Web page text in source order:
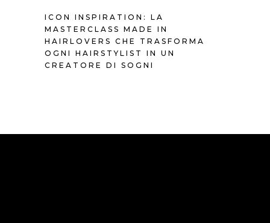
ICON INSPIRATION: LA
MASTERCLASS MADE IN
HAIRLOVERS CHE TRASFORMA
OGNI HAIRSTYLIST IN UN
CREATORE DI SOGNI